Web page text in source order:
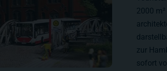
2000
zur
sofort